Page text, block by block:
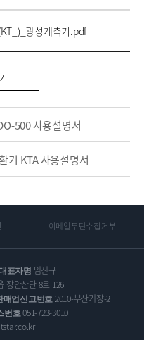
광성계측기.pdf
500 사용설명서
기 KTA 사용설명서
이메일무단수집거부
표자명 임진규
장안산단 8로 126
매업신고번호 2010-부산기장-2
번호051-723-3010